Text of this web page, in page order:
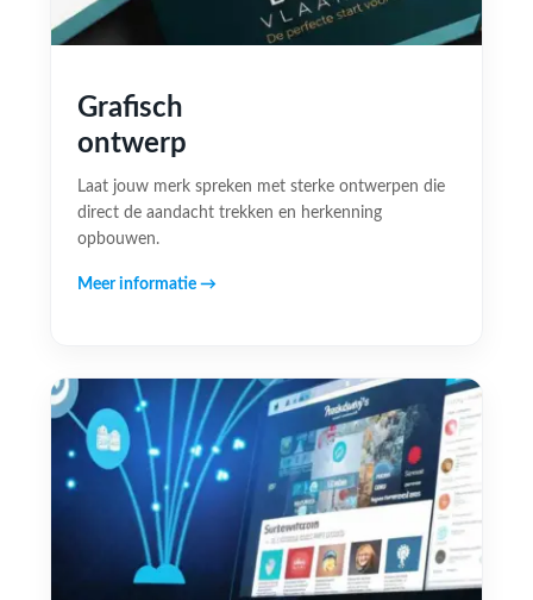
Grafisch
ontwerp
Laat jouw merk spreken met sterke ontwerpen die
direct de aandacht trekken en herkenning
opbouwen.
Meer informatie →